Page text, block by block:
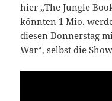
hier „The Jungle
könnten 1 Mio.
diesen Donnerstag
War“, selbst die